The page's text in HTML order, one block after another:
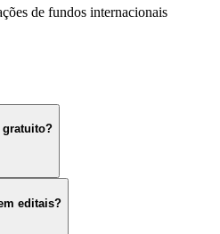
de fundos internacionais
editais?